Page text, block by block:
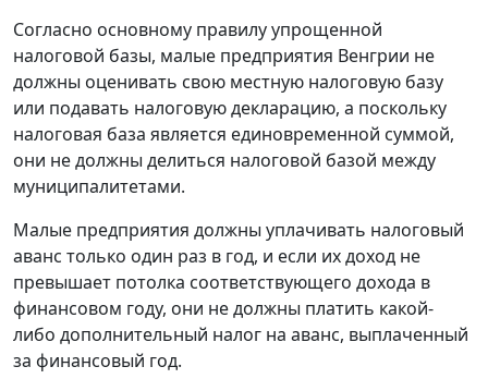
Согласно основному правилу упрощенной
налоговой базы, малые предприятия Венгрии не
должны оценивать свою местную налоговую базу
или подавать налоговую декларацию, а поскольку
налоговая база является единовременной суммой,
они не должны делиться налоговой базой между
муниципалитетами.
Малые предприятия должны уплачивать налоговый
аванс только один раз в год, и если их доход не
превышает потолка соответствующего дохода в
финансовом году, они не должны платить какой-
либо дополнительный налог на аванс, выплаченный
за финансовый год.